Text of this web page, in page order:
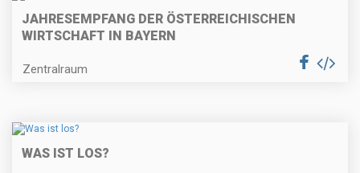
JAHRESEMPFANG DER ÖSTERREICHISCHEN
WIRTSCHAFT IN BAYERN
Zentralraum
WAS IST LOS?